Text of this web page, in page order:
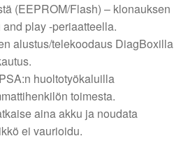
(EEPROM/Flash) – klonauksen
play -periaatteella.
alustus/telekoodaus DiagBoxilla
huoltotyökaluilla
toimesta.
aina akku ja noudata
ei vaurioidu.